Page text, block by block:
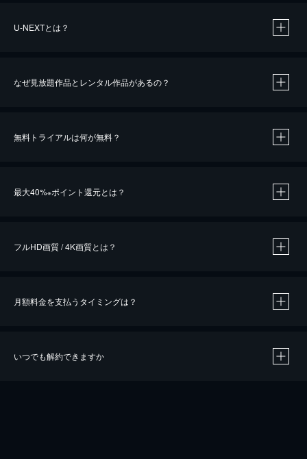
U-NEXTとは？
なぜ見放題作品とレンタル作品があるの？
無料トライアルは何が無料？
最大40%※ポイント還元とは？
※40％ポイント還元の対象は、クレジットカード決済による作品の購入 / レンタルです。
フルHD画質 / 4K画質とは？
月額料金を支払うタイミングは？
いつでも解約できますか